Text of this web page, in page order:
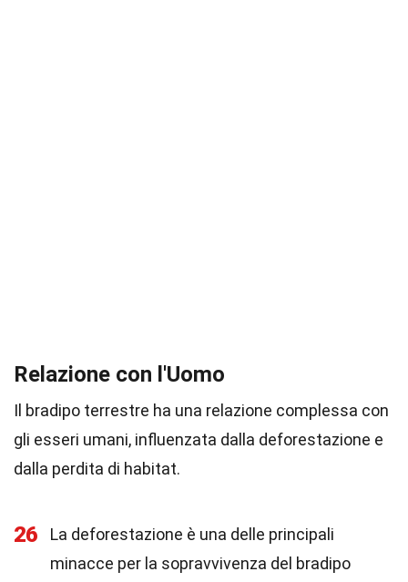
Relazione con l'Uomo
Il bradipo terrestre ha una relazione complessa con
gli esseri umani, influenzata dalla deforestazione e
dalla perdita di habitat.
26
La deforestazione è una delle principali
minacce per la sopravvivenza del bradipo